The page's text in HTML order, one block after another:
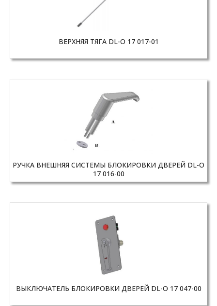
ВЕРХНЯЯ ТЯГА DL-O 17 017-01
РУЧКА ВНЕШНЯЯ СИСТЕМЫ БЛОКИРОВКИ ДВЕРЕЙ DL-O
17 016-00
ВЫКЛЮЧАТЕЛЬ БЛОКИРОВКИ ДВЕРЕЙ DL-O 17 047-00